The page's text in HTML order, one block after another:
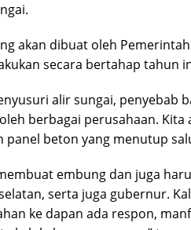
akan dibuat oleh
secara bertahap tahun
alir sungai, penyebab
berbagai perusahaan. Kita
panel beton yang menutup
embung dan juga
serta juga gubernur.
ke dapan ada respon,